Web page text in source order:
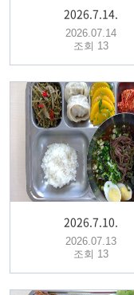
2026.7.14.
2026.07.14
조회 13
2026.7.10.
2026.07.13
조회 13